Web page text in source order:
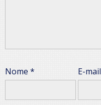
Nome * E-mail